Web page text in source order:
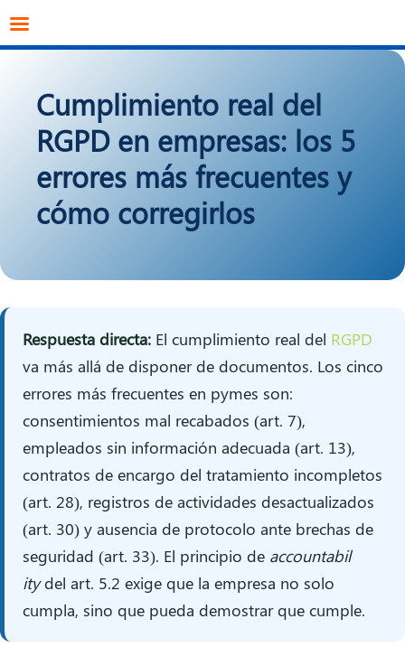
Cumplimiento real del
RGPD en empresas: los 5
errores más frecuentes y
cómo corregirlos
Respuesta directa: El cumplimiento real del RGPD
va más allá de disponer de documentos. Los cinco
errores más frecuentes en pymes son:
consentimientos mal recabados (art. 7),
empleados sin información adecuada (art. 13),
contratos de encargo del tratamiento incompletos
(art. 28), registros de actividades desactualizados
(art. 30) y ausencia de protocolo ante brechas de
seguridad (art. 33). El principio de accountabil
itydel art. 5.2 exige que la empresa no solo
cumpla, sino que pueda demostrar que cumple.